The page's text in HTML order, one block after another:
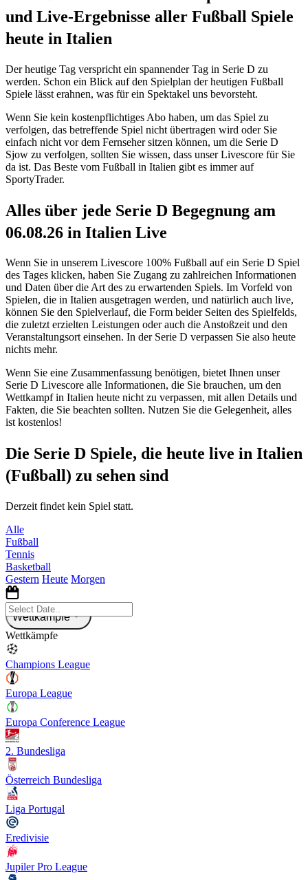
und Live-Ergebnisse aller Fußball Spiele
heute in Italien
Der heutige Tag verspricht ein spannender Tag in Serie D zu
werden. Schon ein Blick auf den Spielplan der heutigen Fußball
Spiele lässt erahnen, was für ein Spektakel uns bevorsteht.
Wenn Sie kein kostenpflichtiges Abo haben, um das Spiel zu
verfolgen, das betreffende Spiel nicht übertragen wird oder Sie
einfach nicht vor dem Fernseher sitzen können, um die Serie D
Sjow zu verfolgen, sollten Sie wissen, dass unser Livescore für Sie
da ist. Das Beste vom Fußball in Italien gibt es immer auf
SportyTrader.
Alles über jede Serie D Begegnung am
06.08.26 in Italien Live
Wenn Sie in unserem Livescore 100% Fußball auf ein Serie D Spiel
des Tages klicken, haben Sie Zugang zu zahlreichen Informationen
und Daten über die Art des zu erwartenden Spiels. Im Vorfeld von
Spielen, die in Italien ausgetragen werden, und natürlich auch live,
können Sie den Spielverlauf, die Form beider Seiten des Spielfelds,
die zuletzt erzielten Leistungen oder auch die Anstoßzeit und den
Veranstaltungsort einsehen. In der Serie D verpassen Sie also heute
nichts mehr.
Wenn Sie eine Zusammenfassung benötigen, bietet Ihnen unser
Serie D Livescore alle Informationen, die Sie brauchen, um den
Wettkampf in Italien heute nicht zu verpassen, mit allen Details und
Fakten, die Sie beachten sollten. Nutzen Sie die Gelegenheit, alles
ist kostenlos!
Die Serie D Spiele, die heute live in Italien
(Fußball) zu sehen sind
Derzeit findet kein Spiel statt.
Alle
Fußball
Tennis
Basketball
Gestern Heute Morgen
Wettkämpfe
Wettkämpfe
Champions League
Europa League
Europa Conference League
2. Bundesliga
Österreich Bundesliga
Liga Portugal
Eredivisie
Jupiler Pro League